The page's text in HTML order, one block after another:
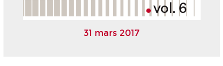
31 mars 2017